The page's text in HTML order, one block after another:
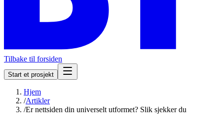
Tilbake til forsiden
Start et prosjekt
Hjem
/Artikler
/Er nettsiden din universelt utformet? Slik sjekker du